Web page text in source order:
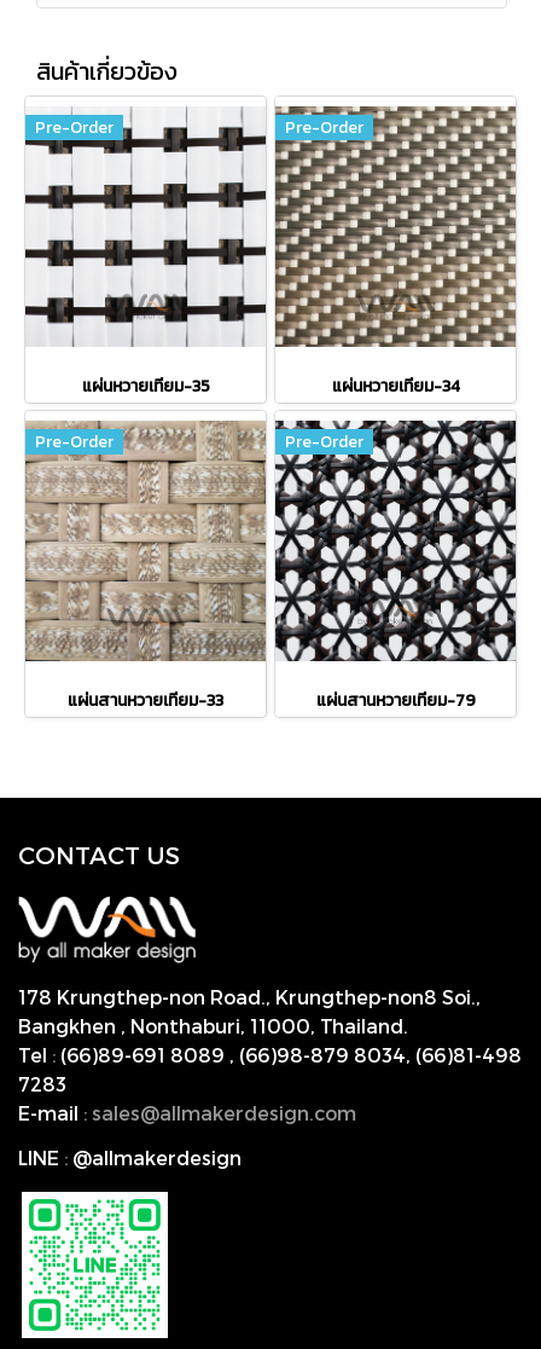
สินค้าเกี่ยวข้อง
Pre-Order
แผ่นหวายเทียม-35
Pre-Order
แผ่นหวายเทียม-34
Pre-Order
แผ่นสานหวายเทียม-33
Pre-Order
แผ่นสานหวายเทียม-79
CONTACT US
178 Krungthep-non Road., Krungthep-non8 Soi.,
Bangkhen , Nonthaburi, 11000, Thailand.
Tel : (66)89-691 8089 , (66)98-879 8034, (66)81-498
7283
E-mail : sales@allmakerdesign.com
LINE : @allmakerdesign